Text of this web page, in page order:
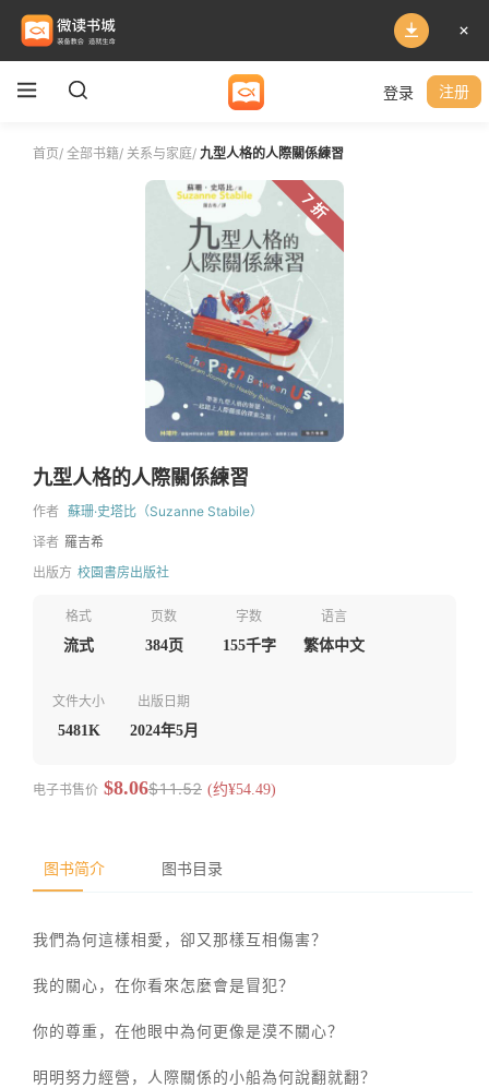
登录 注册
首页/ 全部书籍/ 关系与家庭/ 九型人格的人際關係練習
7 折
九型人格的人際關係練習
作者 蘇珊·史塔比（Suzanne Stabile）
译者 羅吉希
出版方 校園書房出版社
格式
流式
页数
384页
字数
155千字
语言
繁体中文
文件大小
5481K
出版日期
2024年5月
电子书售价 $8.06$11.52 (约¥54.49)
图书简介 图书目录
我們為何這樣相愛，卻又那樣互相傷害？
我的關心，在你看來怎麼會是冒犯？
你的尊重，在他眼中為何更像是漠不關心？
明明努力經營，人際關係的小船為何說翻就翻？